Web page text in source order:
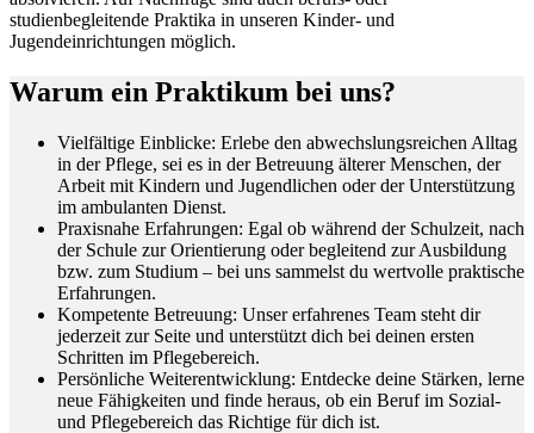
studienbegleitende Praktika in unseren Kinder- und
Jugendeinrichtungen möglich.
Warum ein Praktikum bei uns?
Vielfältige Einblicke: Erlebe den abwechslungsreichen Alltag
in der Pflege, sei es in der Betreuung älterer Menschen, der
Arbeit mit Kindern und Jugendlichen oder der Unterstützung
im ambulanten Dienst.
Praxisnahe Erfahrungen: Egal ob während der Schulzeit, nach
der Schule zur Orientierung oder begleitend zur Ausbildung
bzw. zum Studium – bei uns sammelst du wertvolle praktische
Erfahrungen.
Kompetente Betreuung: Unser erfahrenes Team steht dir
jederzeit zur Seite und unterstützt dich bei deinen ersten
Schritten im Pflegebereich.
Persönliche Weiterentwicklung: Entdecke deine Stärken, lerne
neue Fähigkeiten und finde heraus, ob ein Beruf im Sozial-
und Pflegebereich das Richtige für dich ist.